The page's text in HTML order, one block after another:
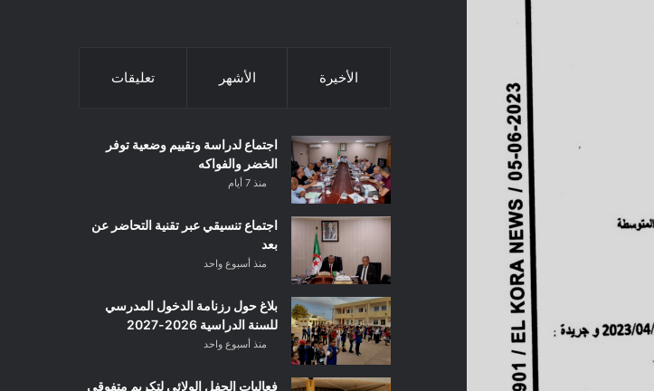
الأخيرة الأشهر تعليقات
اجتماع لدراسة وتقييم وضعية توفر
الخضر والفواكه
منذ 7 أيام
اجتماع تنسيقي عبر تقنية التحاضر عن
بعد
منذ أسبوع واحد
بلاغ حول رزنامة الدخول المدرسي
للسنة الدراسية 2026-2027
منذ أسبوع واحد
فعاليات الحفل الولائي لتكريم متفوقي